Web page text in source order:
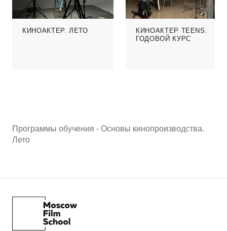
КИНОАКТЕР. ЛЕТО
КИНОАКТЕР TEENS.
ГОДОВОЙ КУРС
Программы обучения - Основы кинопроизводства.
Лето